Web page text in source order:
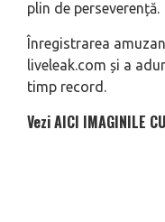
plin de perseverență.
Înregistrarea
liveleak.com și a
timp record.
Vezi AICI IMAGINILE